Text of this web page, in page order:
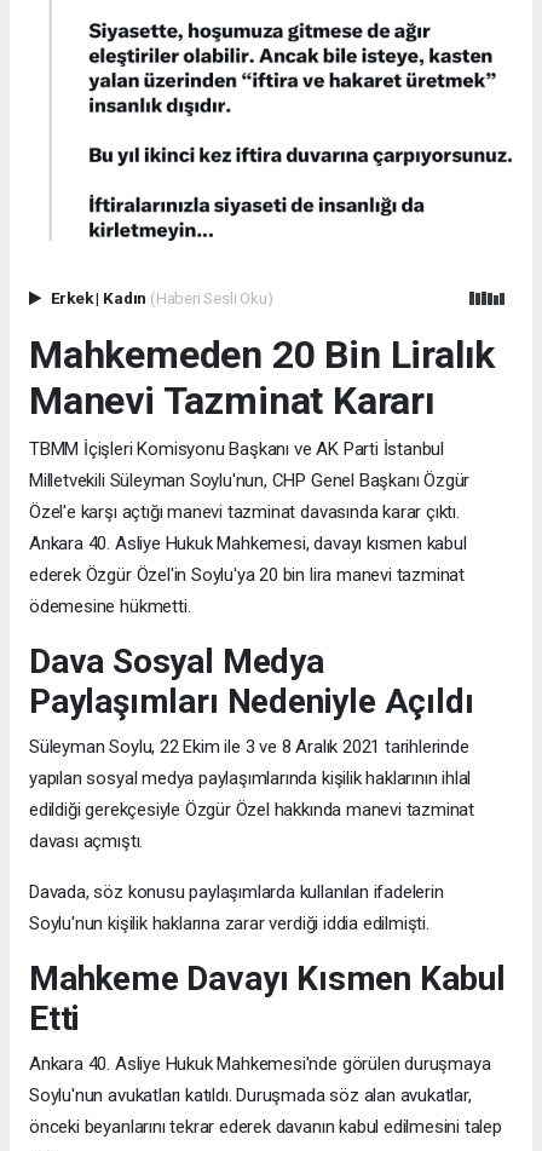
Erkek| Kadın (Haberi Sesli Oku)
Mahkemeden 20 Bin Liralık
Manevi Tazminat Kararı
TBMM İçişleri Komisyonu Başkanı ve AK Parti İstanbul
Milletvekili Süleyman Soylu'nun, CHP Genel Başkanı Özgür
Özel'e karşı açtığı manevi tazminat davasında karar çıktı.
Ankara 40. Asliye Hukuk Mahkemesi, davayı kısmen kabul
ederek Özgür Özel'in Soylu'ya 20 bin lira manevi tazminat
ödemesine hükmetti.
Dava Sosyal Medya
Paylaşımları Nedeniyle Açıldı
Süleyman Soylu, 22 Ekim ile 3 ve 8 Aralık 2021 tarihlerinde
yapılan sosyal medya paylaşımlarında kişilik haklarının ihlal
edildiği gerekçesiyle Özgür Özel hakkında manevi tazminat
davası açmıştı.
Davada, söz konusu paylaşımlarda kullanılan ifadelerin
Soylu'nun kişilik haklarına zarar verdiği iddia edilmişti.
Mahkeme Davayı Kısmen Kabul
Etti
Ankara 40. Asliye Hukuk Mahkemesi'nde görülen duruşmaya
Soylu'nun avukatları katıldı. Duruşmada söz alan avukatlar,
önceki beyanlarını tekrar ederek davanın kabul edilmesini talep